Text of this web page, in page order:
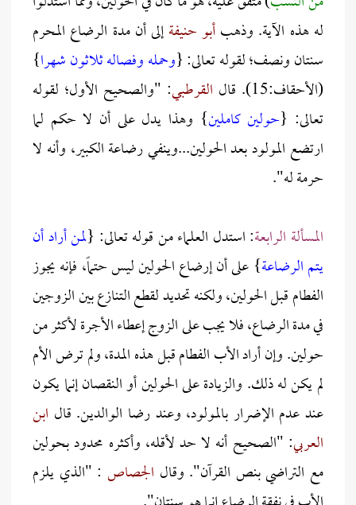
له هذه الآية. وذهبأبو حنيفةإلى أن مدة الرضاع المحرم
سنتان ونصف؛ لقوله تعالى: {وحمله وفصاله ثلاثون شهرا}
(الأحقاف:15). قال
القرطبي: "والصحيح الأول؛ لقوله
تعالى: {حولين كاملين} وهذا يدل على أن لا حكم لما
ارتضع المولود بعد الحولين...وينفي رضاعة الكبير، وأنه لا
حرمة له".
المسألة الرابعة: استدل العلماء من قوله تعالى: {لمن أراد أن
يتم الرضاعة} على أن إرضاع الحولين ليس حتماً، فإنه يجوز
الفطام قبل الحولين، ولكنه تحديد لقطع التنازع بين الزوجين
في مدة الرضاع، فلا يجب على الزوج إعطاء الأجرة لأكثر من
حولين. وإن أراد الأب الفطام قبل هذه المدة، ولم ترض الأم
لم يكن له ذلك. والزيادة على الحولين أو النقصان إنما يكون
عند عدم الإضرار بالمولود، وعند رضا الوالدين. قال ابن
العربي: "الصحيح أنه لا حد لأقله، وأكثره محدود بحولين
مع التراضي بنص القرآن". وقال الجصاص : "الذي يلزم